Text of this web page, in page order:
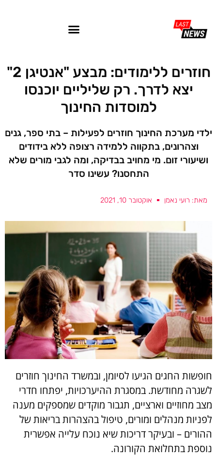
חוזרים ללימודים: מבצע "אנטיגן 2"
יצא לדרך. רק שליליים יוכנסו
למוסדות החינוך
ילדי מערכת החינוך חוזרים לפעילות – בתי ספר, גנים
וצהרונים, בתקווה ללמידה רצופה ללא בידודים
ושיעורי זום. מי מחויב בבדיקה, ומה לגבי מורים שלא
התחסנו? עשינו סדר
מאת: רועי נאמן אוקטובר 10, 2021
חופשות החגים הגיעו לסיומן, ובמשרד החינוך חוזרים
לשגרה מחודשת. במסגרת ההיערכויות, יפתחו חדרי
מצב מחוזיים וארציים, תגבור מוקדים שמספקים מענה
לפניות מנהלים ומורים, טיפול בהצהרות בריאות של
ההורים – ובעיקר דריכות שיא נוכח עלייה אפשרית
נוספת בתחלואת הקורונה.